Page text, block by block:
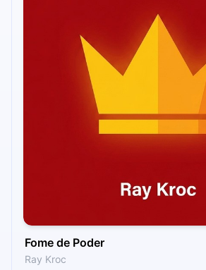
Fome de Poder
Ray Kroc